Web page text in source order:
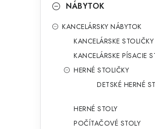
kategórieNÁBYTOK
KANCELÁRSKY NÁBYTOK
KANCELÁRSKE STOLIČKY
KANCELÁRSKE PÍSACIE
HERNÉ STOLIČKY
DETSKÉ HERNÉ
HERNÉ STOLY
POČÍTAČOVÉ STOLY